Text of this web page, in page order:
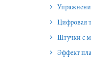
Цифровая
Штучки с
Эффект